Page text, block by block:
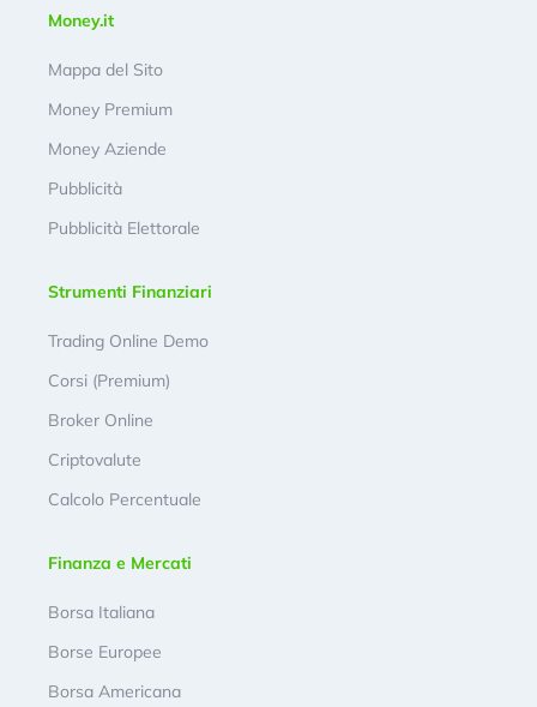
Money.it
Mappa del Sito
Money Premium
Money Aziende
Pubblicità
Pubblicità Elettorale
Strumenti Finanziari
Trading Online Demo
Corsi (Premium)
Broker Online
Criptovalute
Calcolo Percentuale
Finanza e Mercati
Borsa Italiana
Borse Europee
Borsa Americana